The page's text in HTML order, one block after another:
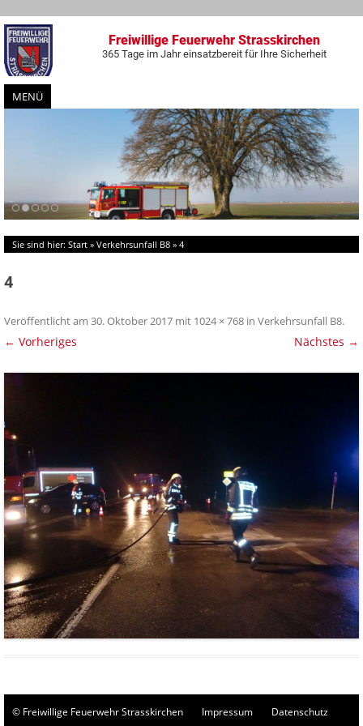
Freiwillige Feuerwehr Strasskirchen
365 Tage im Jahr einsatzbereit für Ihre Sicherheit
MENÜ
Zum
Inhalt
springen
Sie sind hier: Start » Verkehrsunfall B8 » 4
4
Veröffentlicht am 30. Oktober 2017 mit 1024 × 768 in Verkehrsunfall B8.
← Vorheriges Nächstes →
© Freiwillige Feuerwehr Strasskirchen Impressum Datenschutz